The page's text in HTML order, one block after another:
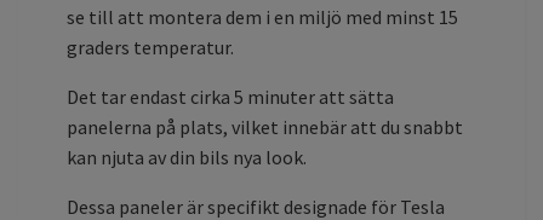
se till att montera dem i en miljö med minst 15
graders temperatur.
Det tar endast cirka 5 minuter att sätta
panelerna på plats, vilket innebär att du snabbt
kan njuta av din bils nya look.
Dessa paneler är specifikt designade för Tesla